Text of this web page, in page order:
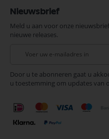
Nieuwsbrief
Meld u aan voor onze
nieuwe releases.
onze
nieuwsbrief
Door u te abonneren gaat u
u toestemming om updates van